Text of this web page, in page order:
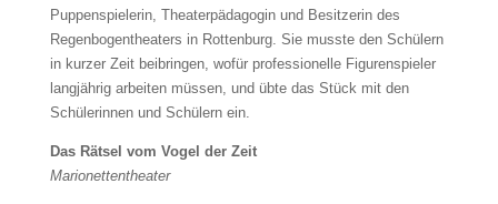
Puppenspielerin, Theaterpädagogin und Besitzerin des
Regenbogentheaters in Rottenburg. Sie musste den Schülern
in kurzer Zeit beibringen, wofür professionelle Figurenspieler
langjährig arbeiten müssen, und übte das Stück mit den
Schülerinnen und Schülern ein.
Das Rätsel vom Vogel der Zeit
Marionettentheater